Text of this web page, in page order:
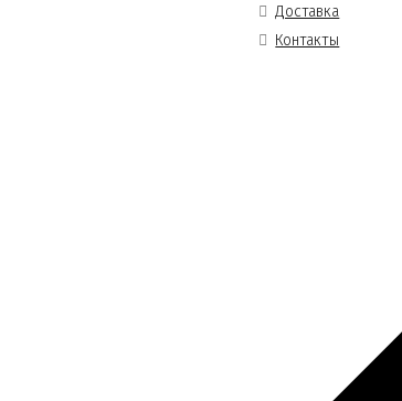
Доставка
Контакты